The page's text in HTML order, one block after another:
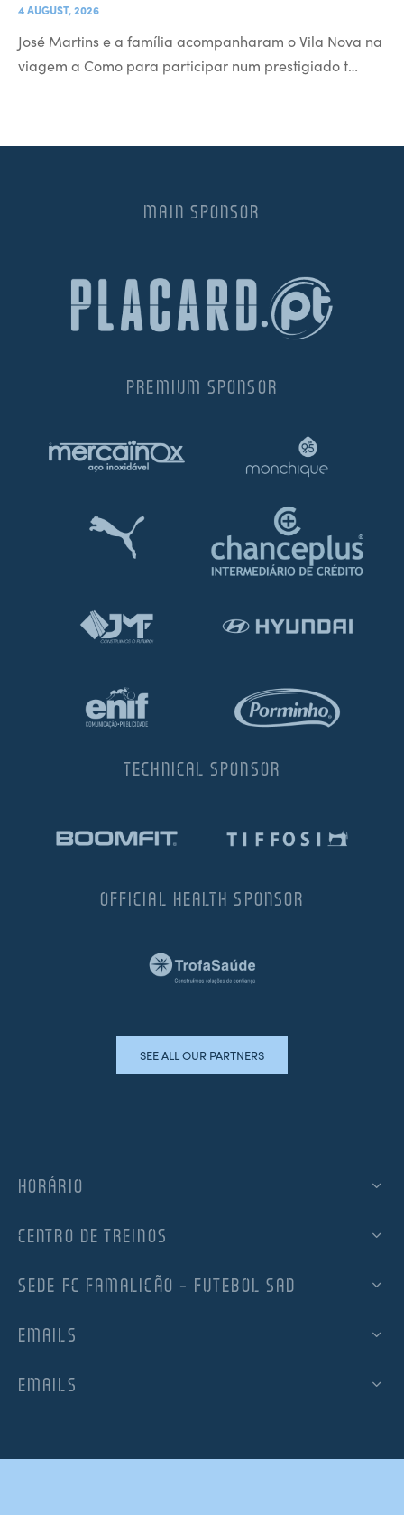
4 AUGUST, 2026
José Martins e a família acompanharam o Vila Nova na
viagem a Como para participar num prestigiado t…
MAIN SPONSOR
PREMIUM SPONSOR
TECHNICAL SPONSOR
OFFICIAL HEALTH SPONSOR
SEE ALL OUR PARTNERS
HORÁRIO
CENTRO DE TREINOS
SEDE FC FAMALICÃO – FUTEBOL SAD
EMAILS
EMAILS